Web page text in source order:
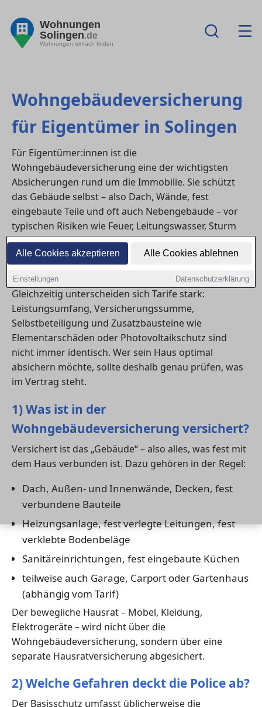
Alle Cookies akzeptieren Alle Cookies ablehnen
Einstellungen Datenschutzerklärung
Wohnungen
Solingen.de
Wohnungen einfach finden
Wohngebäudeversicherung
für Eigentümer in Solingen
Für Eigentümer:innen ist die
Wohngebäudeversicherung eine der wichtigsten
Absicherungen rund um die Immobilie. Sie schützt
das Gebäude selbst – also Dach, Wände, fest
eingebaute Teile und oft auch Nebengebäude – vor
typischen Risiken wie Feuer, Leitungswasser, Sturm
oder Hagel. In in Solingen verlangen viele Banken
eine Wohngebäudeversicherung sogar als
Gleichzeitig unterscheiden sich Tarife stark:
Leistungsumfang, Versicherungssumme,
Selbstbeteiligung und Zusatzbausteine wie
Elementarschäden oder Photovoltaikschutz sind
nicht immer identisch. Wer sein Haus optimal
absichern möchte, sollte deshalb genau prüfen, was
im Vertrag steht.
1) Was ist in der
Wohngebäudeversicherung versichert?
Versichert ist das „Gebäude“ – also alles, was fest mit
dem Haus verbunden ist. Dazu gehören in der Regel:
Dach, Außen- und Innenwände, Decken, fest
verbundene Bauteile
Heizungsanlage, fest verlegte Leitungen, fest
verklebte Bodenbeläge
Sanitäreinrichtungen, fest eingebaute Küchen
teilweise auch Garage, Carport oder Gartenhaus
(abhängig vom Tarif)
Der bewegliche Hausrat – Möbel, Kleidung,
Elektrogeräte – wird nicht über die
Wohngebäudeversicherung, sondern über eine
separate Hausratversicherung abgesichert.
2) Welche Gefahren deckt die Police ab?
Der Basisschutz umfasst üblicherweise die